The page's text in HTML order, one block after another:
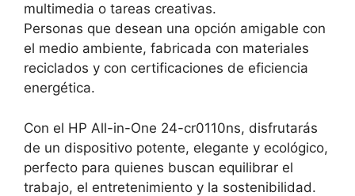
multimedia o tareas creativas.
Personas que desean una opción amigable con
el medio ambiente, fabricada con materiales
reciclados y con certificaciones de eficiencia
energética.
Con el HP All-in-One 24-cr0110ns, disfrutarás
de un dispositivo potente, elegante y ecológico,
perfecto para quienes buscan equilibrar el
trabajo, el entretenimiento y la sostenibilidad.